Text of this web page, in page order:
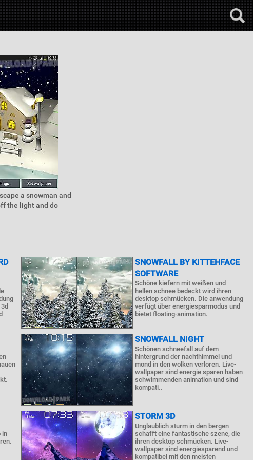
a snowman and
the light and do
SNOWFALL BY KITTEHFACE
SOFTWARE
Schöne kiefern mit weißen und
hellen schnee bedeckt wird ihren
desktop schmücken. Die anwendung
verfügt über energiesparmodus und
bietet floating-animation.
SNOWFALL NIGHT
Schönen schneefall auf dem
hintergrund der nachthimmel und
mond in den wolken verloren. Live-
wallpaper sind energie sparen haben
schwimmenden animation und sind
kompati..
in
STORM 3D
Unglaublich sturm in den bergen
schafft eine fantastische szene, die
ihren desktop schmücken. Live-
wallpaper sind energiesparend und
kompatibel mit den meisten